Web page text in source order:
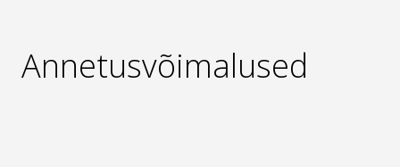
Annetusvõimalused